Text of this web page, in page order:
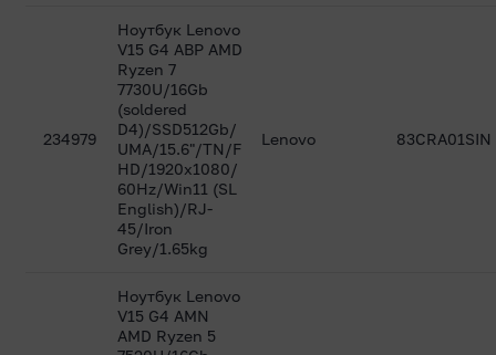
234979
Ноутбук Lenovo
V15 G4 ABP AMD
Ryzen 7
7730U/16Gb
(soldered
D4)/SSD512Gb/
UMA/15.6"/TN/F
HD/1920x1080/
60Hz/Win11 (SL
English)/RJ-
45/Iron
Grey/1.65kg
Lenovo 83CRA01SIN
Ноутбук Lenovo
V15 G4 AMN
AMD Ryzen 5